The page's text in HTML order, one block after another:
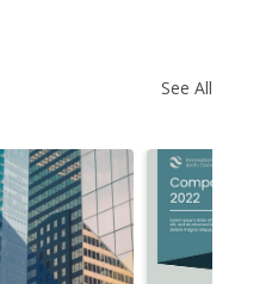
See All